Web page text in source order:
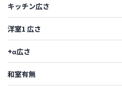
キッチン広さ
洋室1 広さ
+α広さ
和室有無